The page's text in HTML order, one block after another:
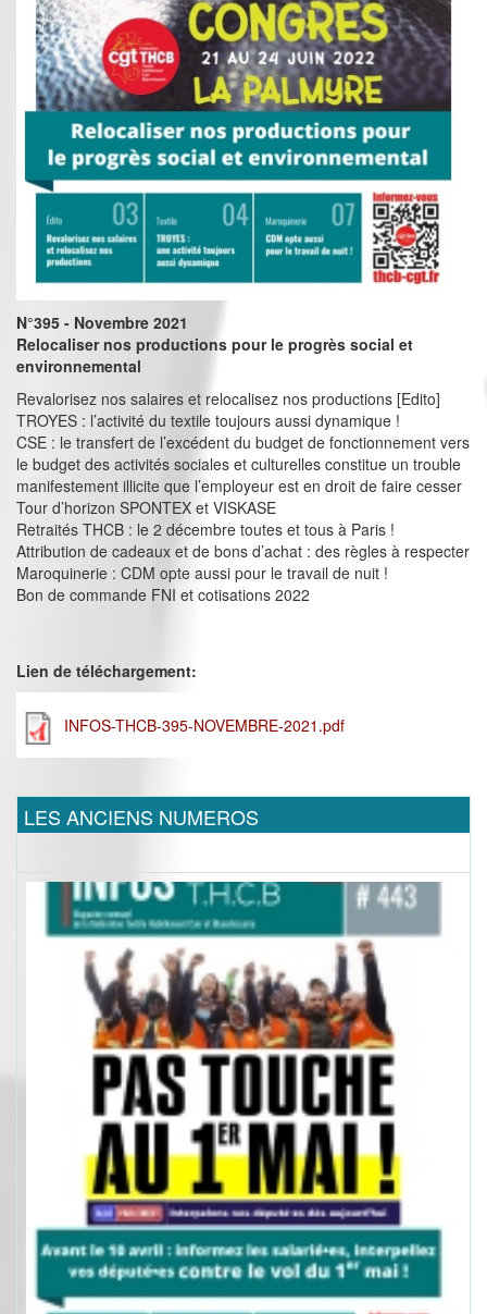
N°395 - Novembre 2021
Relocaliser nos productions pour le progrès social et
environnemental
Revalorisez nos salaires et relocalisez nos productions [Edito]
TROYES : l’activité du textile toujours aussi dynamique !
CSE : le transfert de l’excédent du budget de fonctionnement vers
le budget des activités sociales et culturelles constitue un trouble
manifestement illicite que l’employeur est en droit de faire cesser
Tour d’horizon SPONTEX et VISKASE
Retraités THCB : le 2 décembre toutes et tous à Paris !
Attribution de cadeaux et de bons d’achat : des règles à respecter
Maroquinerie : CDM opte aussi pour le travail de nuit !
Bon de commande FNI et cotisations 2022
Lien de téléchargement:
INFOS-THCB-395-NOVEMBRE-2021.pdf
LES ANCIENS NUMEROS